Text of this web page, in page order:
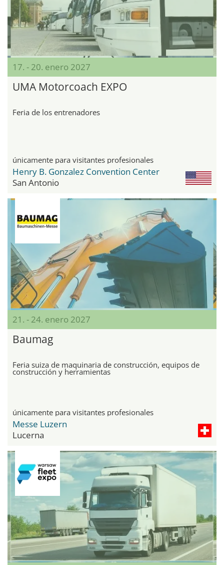
17. - 20. enero 2027
UMA Motorcoach EXPO
Feria de los entrenadores
únicamente para visitantes profesionales
Henry B. Gonzalez Convention Center
San Antonio
21. - 24. enero 2027
Baumag
Feria suiza de maquinaria de construcción, equipos de
construcción y herramientas
únicamente para visitantes profesionales
Messe Luzern
Lucerna